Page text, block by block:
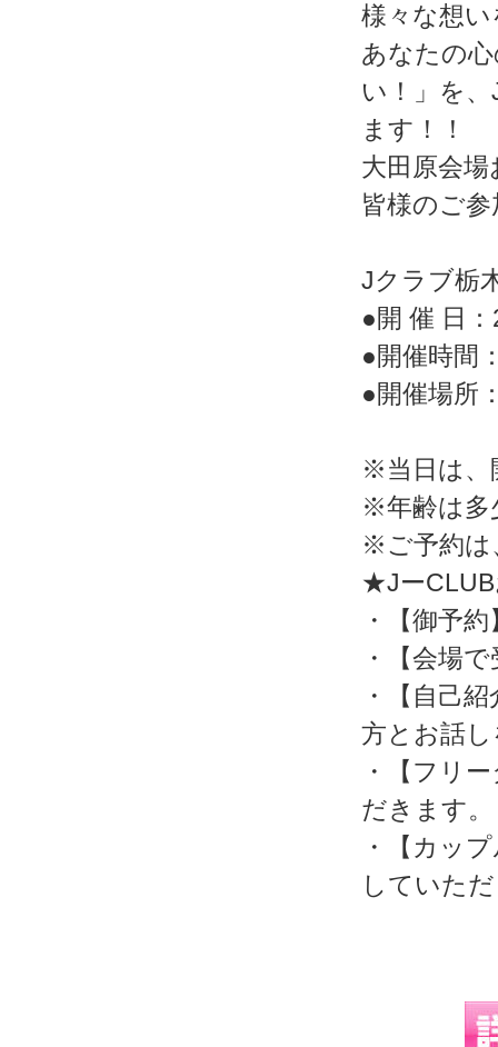
様々な想
あなたの
い！」を
ます！！
大田原会
皆様のご
Jクラブ栃
●開 催 日
●開催時間
●開催場所
※当日は、
※年齢は多
※ご予約は
★Jー
・【御予
・【会場
・【自己
方とお話
・【フリ
だきます。
・【カッ
していた